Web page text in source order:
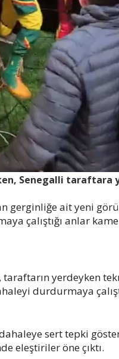
Senegalli taraftara
gerginliğe ait yeni
çalıştığı anlar
yerdeyken
durdurmaya
sert tepki
eleştiriler öne çıktı.